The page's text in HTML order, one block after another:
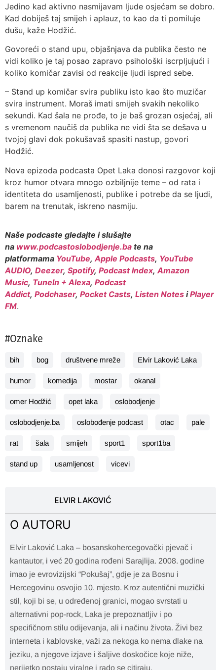
Jedino kad aktivno nasmijavam ljude osjećam se dobro.
Kad dobiješ taj smijeh i aplauz, to kao da ti pomiluje
dušu, kaže Hodžić.
Govoreći o stand upu, objašnjava da publika često ne
vidi koliko je taj posao zapravo psihološki iscrpljujući i
koliko komičar zavisi od reakcije ljudi ispred sebe.
– Stand up komičar svira publiku isto kao što muzičar
svira instrument. Moraš imati smijeh svakih nekoliko
sekundi. Kad šala ne prođe, to je baš grozan osjećaj, ali
s vremenom naučiš da publika ne vidi šta se dešava u
tvojoj glavi dok pokušavaš spasiti nastup, govori
Hodžić.
Nova epizoda podcasta Opet Laka donosi razgovor koji
kroz humor otvara mnogo ozbiljnije teme – od rata i
identiteta do usamljenosti, publike i potrebe da se ljudi,
barem na trenutak, iskreno nasmiju.
Naše podcaste gledajte i slušajte
na www.podcastoslobodjenje.ba te na
platformama YouTube,Apple Podcasts, YouTube
AUDIO, Deezer, Spotify, Podcast Index,Amazon
Music, TuneIn + Alexa, Podcast
Addict, Podchaser, Pocket Casts, Listen Notes iPlayer
FM.
#Oznake
bih bog društvene mreže Elvir Laković Laka
humor komedija mostar okanal
omer Hodžić opet laka oslobodjenje
oslobodjenje.ba oslobođenje podcast otac pale
rat šala smijeh sport1 sport1ba
stand up usamljenost vicevi
ELVIR LAKOVIĆ
O AUTORU
Elvir Laković Laka – bosanskohercegovački pjevač i
kantautor, i već 20 godina rođeni Sarajlija. 2008. godine
imao je evrovizijski “Pokušaj”, gdje je za Bosnu i
Hercegovinu osvojio 10. mjesto. Kroz autentični muzički
stil, koji bi se, u određenoj granici, mogao svrstati u
alternativni pop-rock, Laka je prepoznatljiv i po
specifičnom stilu odijevanja, ali i načinu života. Živi bez
interneta i kablovske, važi za nekoga ko nema dlake na
jeziku, a njegove izjave i šaljive doskočice koje niže,
nerijetko postaju viralne i rado se citiraju.